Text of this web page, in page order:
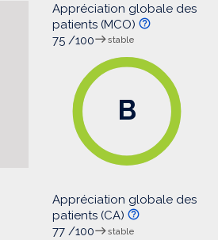
Appréciation globale des
patients (MCO)
75 /100
stable
B
Appréciation globale des
patients (CA)
77 /100
stable